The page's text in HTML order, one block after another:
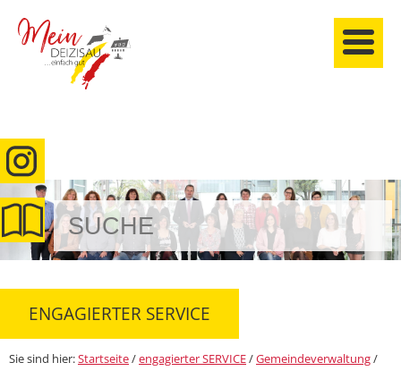
anmelden
ENGAGIERTER SERVICE
Sie sind hier:Startseite/engagierter SERVICE/Gemeindeverwaltung/